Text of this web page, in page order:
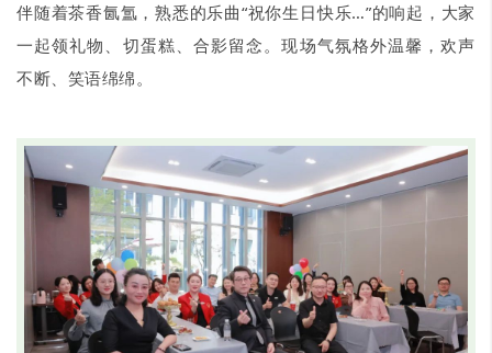
伴随着茶香氤氲，熟悉的乐曲“祝你生日快乐…”的响起，大家
一起领礼物、切蛋糕、合影留念。现场气氛格外温馨，欢声
不断、笑语绵绵。